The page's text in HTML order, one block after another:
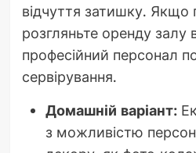
відчуття затишку. Якщо
розгляньте оренду залу
професійний персонал
сервірування.
Домашній варіант:
з можливістю